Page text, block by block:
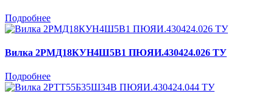
Подробнее
Вилка 2РМД18КУН4Ш5В1 ПЮЯИ.430424.026 ТУ
Подробнее